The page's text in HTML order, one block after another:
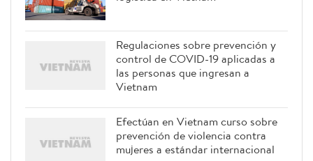
Regulaciones sobre prevención y
control de COVID-19 aplicadas a
las personas que ingresan a
Vietnam
Efectúan en Vietnam curso sobre
prevención de violencia contra
mujeres a estándar internacional